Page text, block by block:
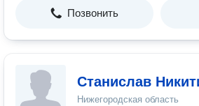
Позвонить
Станислав
Нижегородская область